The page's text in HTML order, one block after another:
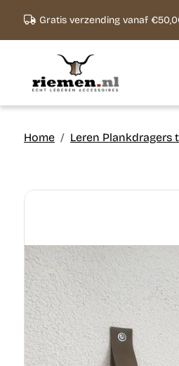
Gratis verzending vanaf
Home Leren Plankdragers